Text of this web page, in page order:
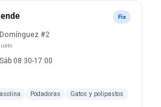
Fix
#2
08:30-17:00
Podadoras
Gatos y polipastos